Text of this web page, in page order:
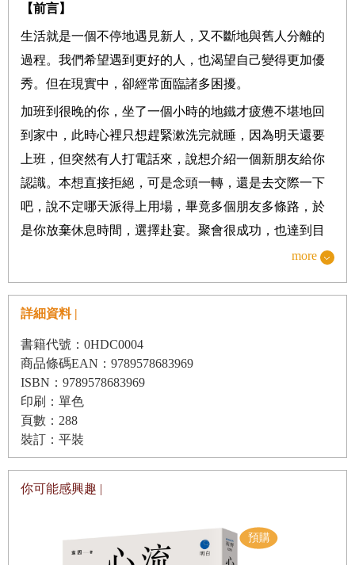
缺乏存在感：我需要更多的人肯定
愧疚心理：不好意思拒絕別人的邀請
重點輕複習
PART2社交減負 交心的朋友幾個就夠了
第三章 釐清人際關係的本質
●第四章 保留優質的人際關係，提升朋友的品質
交心的朋友不必多，有幾個就可以了
人際交往應該相互享受，而不是互相拖累
一定要結交的四種人
重點輕複習
●第五章 清理無效的人際關係
通訊錄中七十％的聯絡人可以立即刪除
【前言】
生活就是一個不停地遇見新人，又不斷地與舊人分離的
過程。我們希望遇到更好的人，也渴望自己變得更加優
秀。但在現實中，卻經常面臨諸多困擾。
加班到很晚的你，坐了一個小時的地鐵才疲憊不堪地回
到家中，此時心裡只想趕緊漱洗完就睡，因為明天還要
上班，但突然有人打電話來，說想介紹一個新朋友給你
認識。本想直接拒絕，可是念頭一轉，還是去交際一下
吧，說不定哪天派得上用場，畢竟多個朋友多條路，於
是你放棄休息時間，選擇赴宴。聚會很成功，也達到目
好不容易爬起床來到辦公室，工作堆積如山，手機突然
響了，一個久未謀面的朋友找你：「有時間嗎？陪我聊
外」的想法，還是放下手邊的工作，和他一聊就是半個
小時。他開心滿足了，你的事情卻耽誤了。
工作中總有同事在添亂，有意識或無意識地扯後腿；生
活中也經常會有朋友三不五時製造各種麻煩。你並不怕
與他人有所連結，社交對人類來說，和衣食住行一樣重
要，各類族群無不渴望擁有優秀的人際關係，希冀讓生
more
詳細資料 |
書籍代號：0HDC0004
商品條碼EAN：9789578683969
ISBN：9789578683969
印刷：單色
頁數：288
裝訂：平裝
你可能感興趣 |